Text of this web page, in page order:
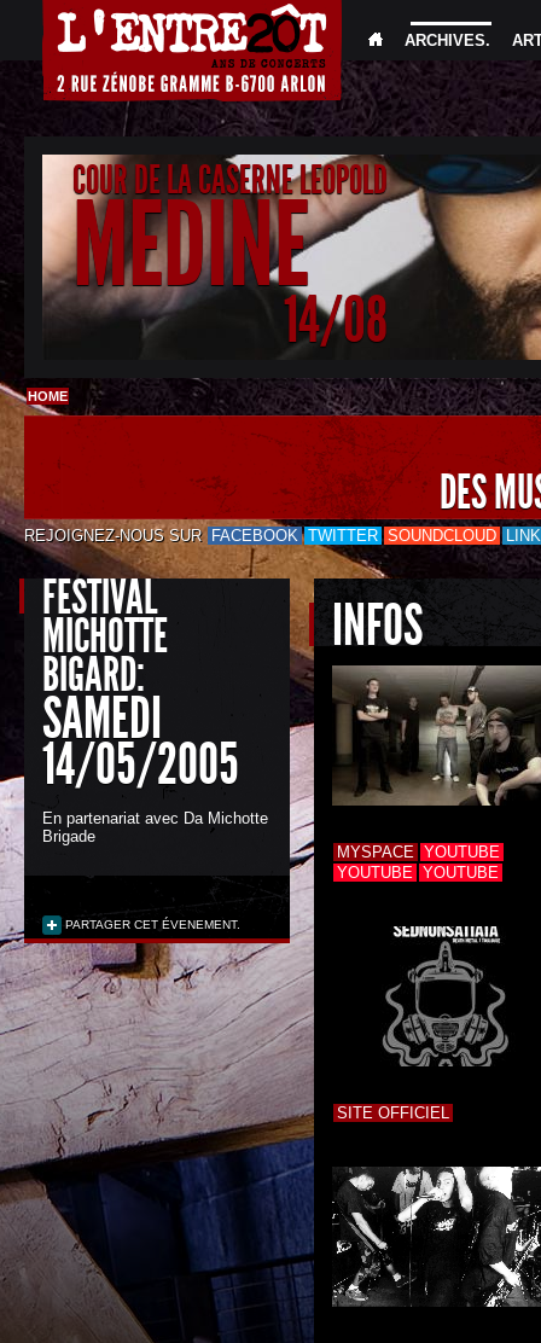
ARCHIVES.
COUR DE LA CASERNE LEOPOLD
MEDINE
14/08
HOME
DES
REJOIGNEZ-NOUS SUR FACEBOOK TWITTER SOUNDCLOUD
FESTIVAL
MICHOTTE
BIGARD:
SAMEDI
14/05/2005
En partenariat avec Da Michotte
Brigade
PARTAGER CET ÉVENEMENT.
INFOS
MYSPACE YOUTUBE
YOUTUBE YOUTUBE
SITE OFFICIEL